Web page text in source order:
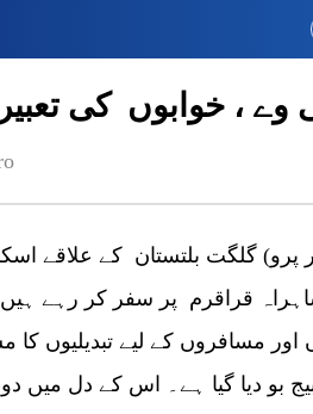
وے ، خوابوں کی تعبیر
قراقرم پر سفر کر رہے ہیں،
مسافروں کے لیے تبدیلیوں
بو دیا گیا ہے۔ اس کے دل